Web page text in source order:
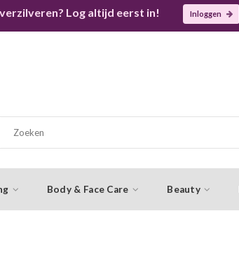
Log altijd eerst in! Inloggen
Body & Face Care Beauty